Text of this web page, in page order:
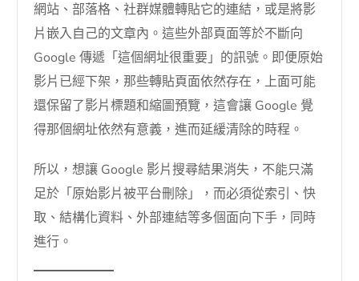
網站、部落格、社群媒體轉貼它的連結，或是將影
片嵌入自己的文章內。這些外部頁面等於不斷向
Google 傳遞「這個網址很重要」的訊號。即便原始
影片已經下架，那些轉貼頁面依然存在，上面可能
還保留了影片標題和縮圖預覽，這會讓 Google 覺
得那個網址依然有意義，進而延緩清除的時程。
所以，想讓 Google 影片搜尋結果消失，不能只滿
足於「原始影片被平台刪除」，而必須從索引、快
取、結構化資料、外部連結等多個面向下手，同時
進行。